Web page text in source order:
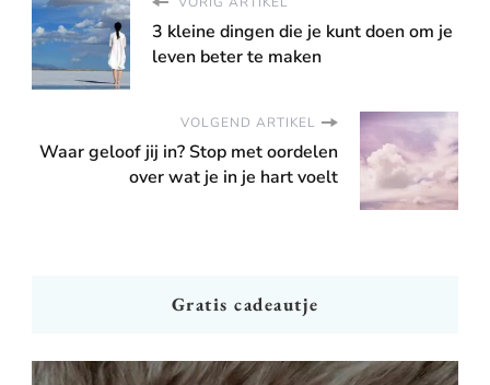
3 kleine dingen die je kunt doen om je
leven beter te maken
VOLGEND ARTIKEL
Waar geloof jij in? Stop met oordelen
over wat je in je hart voelt
Gratis cadeautje